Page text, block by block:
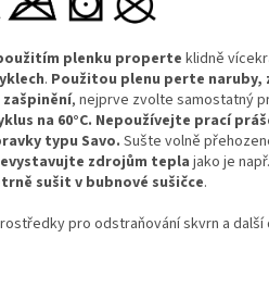
plenku properte klidně
. Použitou plenu perte
zašpinění, nejprve zvolte samostatný
na 60°C. Nepoužívejte prací
typu Savo.Sušte volně
zdrojům teplajako je
sušit v bubnové sušičce.
pro odstraňování skvrn a